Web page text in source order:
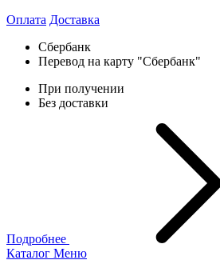
Оплата Доставка
Сбербанк
Перевод на карту "Сбербанк"
При получении
Без доставки
Подробнее
Каталог Меню